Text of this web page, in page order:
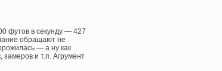
футов в секунду — 427
обращают не
— а ну как
и т.п. Агрумент